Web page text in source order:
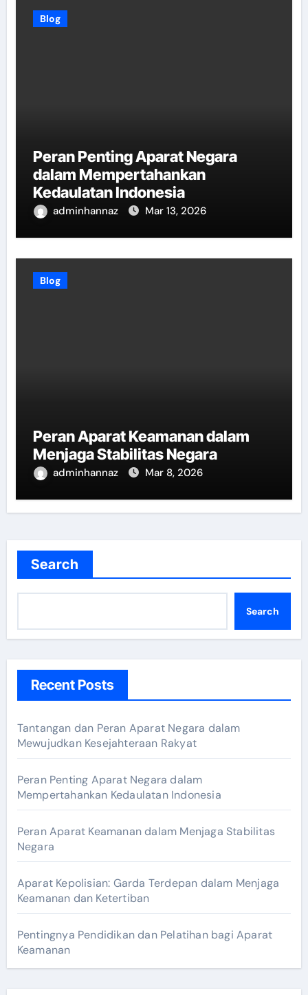
Blog
Peran Penting Aparat Negara
dalam Mempertahankan
Kedaulatan Indonesia
adminhannaz Mar 13, 2026
Blog
Peran Aparat Keamanan dalam
Menjaga Stabilitas Negara
adminhannaz Mar 8, 2026
Search
Search
Recent Posts
Tantangan dan Peran Aparat Negara dalam
Mewujudkan Kesejahteraan Rakyat
Peran Penting Aparat Negara dalam
Mempertahankan Kedaulatan Indonesia
Peran Aparat Keamanan dalam Menjaga Stabilitas
Negara
Aparat Kepolisian: Garda Terdepan dalam Menjaga
Keamanan dan Ketertiban
Pentingnya Pendidikan dan Pelatihan bagi Aparat
Keamanan